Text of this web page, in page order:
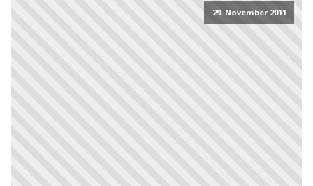
29. November 2011